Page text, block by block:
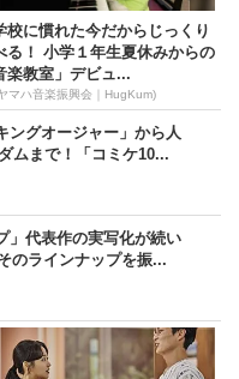
校に慣れた今だからじっくり
る！ 小学１年生夏休みからの
楽教室」デビュ...
マハ音楽振興会｜HugKum)
ングオージャー」から人
ムまで！「コミケ10...
」代表作の実写化が続い
のラインナップを振...